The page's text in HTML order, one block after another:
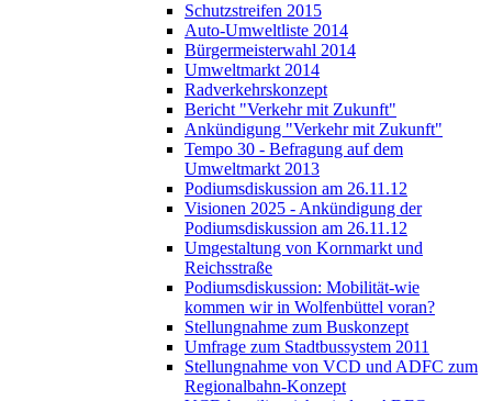
Schutzstreifen 2015
Auto-Umweltliste 2014
Bürgermeisterwahl 2014
Umweltmarkt 2014
Radverkehrskonzept
Bericht "Verkehr mit Zukunft"
Ankündigung "Verkehr mit Zukunft"
Tempo 30 - Befragung auf dem
Umweltmarkt 2013
Podiumsdiskussion am 26.11.12
Visionen 2025 - Ankündigung der
Podiumsdiskussion am 26.11.12
Umgestaltung von Kornmarkt und
Reichsstraße
Podiumsdiskussion: Mobilität-wie
kommen wir in Wolfenbüttel voran?
Stellungnahme zum Buskonzept
Umfrage zum Stadtbussystem 2011
Stellungnahme von VCD und ADFC zum
Regionalbahn-Konzept